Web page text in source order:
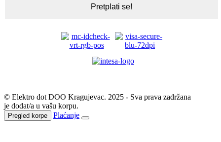
© Elektro dot DOO Kragujevac. 2025 - Sva prava zadržana
je dodat/a u vašu korpu.
Pregled korpe Plaćanje